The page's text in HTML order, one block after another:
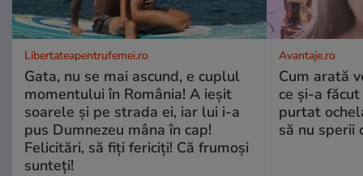
Libertateapentrufemei.ro
Gata, nu se mai ascund, e cuplul
momentului în România! A ieșit
soarele și pe strada ei, iar lui i-a
pus Dumnezeu mâna în cap!
Felicitări, să fiți fericiți! Că frumoși
sunteți!
Avantaje.ro
Cum arată
ce și-a
purtat
să nu sperii